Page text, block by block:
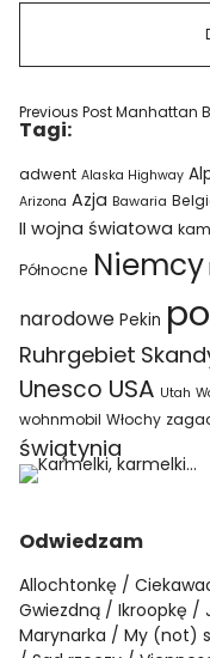
Previous PostManhattan
Tagi:
adwent Alaska Highway
Arizona Azja Bawaria
II wojna światowa
Północne Niemcy
narodowe Pekin
Ruhrgebiet
Unesco USA Utah
wohnmobil Włochy
świątynia
Odwiedzam
Allochtonkę
Gwiezdną
Ikroopkę
Marynarka
My (not)